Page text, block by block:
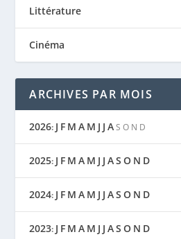
Littérature
Cinéma
ARCHIVES PAR MOIS
2026: J F M A M J J A S O N D
2025: J F M A M J J AS O N D
2024: J F M A M J J AS O N D
2023: J F M A M J J AS O N D